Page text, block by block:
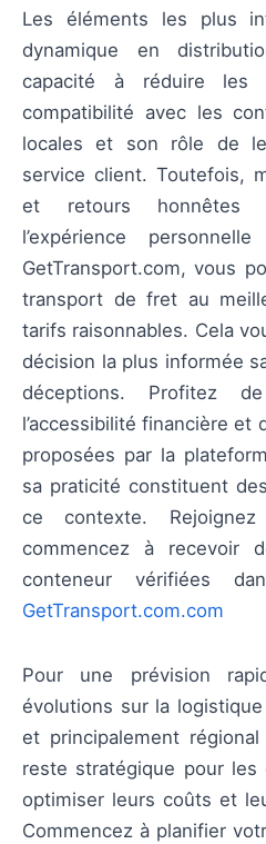
Les éléments les plus
dynamique en
capacité à réduire les
compatibilité avec les
locales et son rôle de
service client. Toutefois,
et retours honnêtes
l’expérience
GetTransport.com, vous
transport de fret au
tarifs raisonnables. Cela
décision la plus informée
déceptions. Profitez
l’accessibilité financière et
proposées par la
sa praticité constituent
ce contexte. Rejoignez
commencez à recevoir
conteneur vérifiées
GetTransport.com.com
Pour une prévision
évolutions sur la
et principalement
reste stratégique pour les
optimiser leurs coûts et
Commencez à planifier